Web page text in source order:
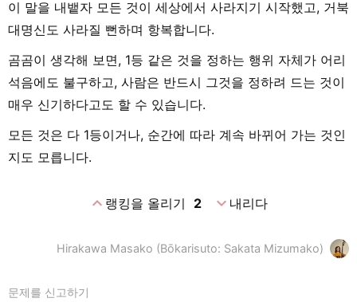
이 말을 내뱉자 모든 것이 세상에서 사라지기 시작했고, 거북
대명신도 사라질 뻔하며 항복합니다.
곰곰이 생각해 보면, 1등 같은 것을 정하는 행위 자체가 어리
석음에도 불구하고, 사람은 반드시 그것을 정하려 드는 것이
매우 신기하다고도 할 수 있습니다.
모든 것은 다 1등이거나, 순간에 따라 계속 바뀌어 가는 것인
지도 모릅니다.
expand_less랭킹을 올리기 2 expand_more내리다
Hirakawa Masako (Bōkarisuto: Sakata Mizumako)
문제를 신고하기